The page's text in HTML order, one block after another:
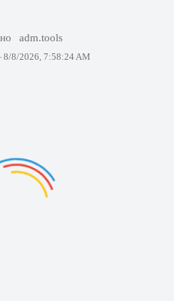
adm.tools
8/8/2026, 7:58:24 AM